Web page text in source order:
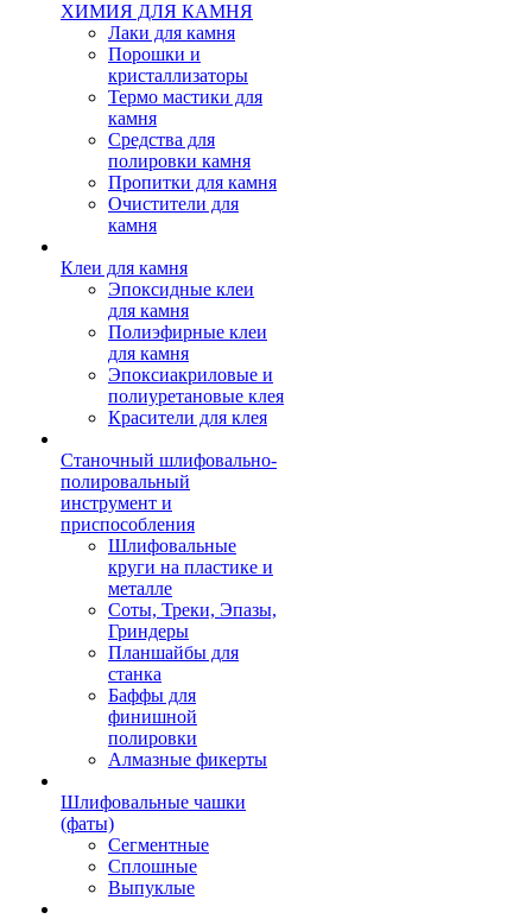
ХИМИЯ ДЛЯ КАМНЯ
Лаки для камня
Порошки и
кристаллизаторы
Термо мастики для
камня
Средства для
полировки камня
Пропитки для камня
Очистители для
камня
Клеи для камня
Эпоксидные клеи
для камня
Полиэфирные клеи
для камня
Эпоксиакриловые и
полиуретановые клея
Красители для клея
Станочный шлифовально-
полировальный
инструмент и
приспособления
Шлифовальные
круги на пластике и
металле
Соты, Треки, Эпазы,
Гриндеры
Планшайбы для
станка
Баффы для
финишной
полировки
Алмазные фикерты
Шлифовальные чашки
(фаты)
Сегментные
Сплошные
Выпуклые